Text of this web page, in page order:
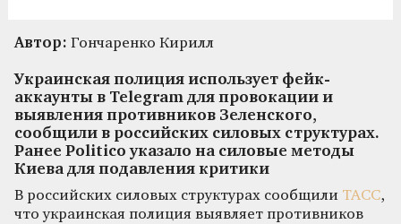
Автор: Гончаренко Кирилл
Украинская полиция использует фейк-
аккаунты в Telegram для провокации и
выявления противников Зеленского,
сообщили в российских силовых структурах.
Ранее Politico указало на силовые методы
Киева для подавления критики
В российских силовых структурах сообщили ТАСС,
что украинская полиция выявляет противников